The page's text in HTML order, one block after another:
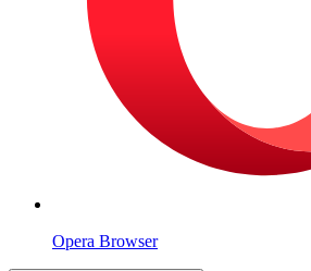
Opera Browser